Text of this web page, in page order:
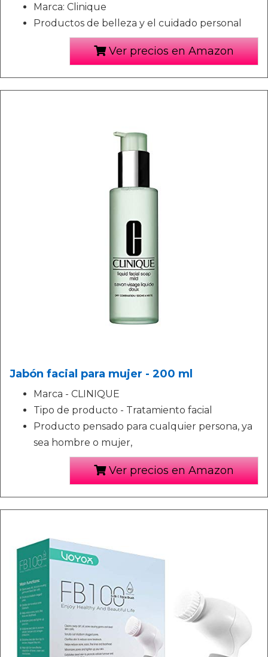
Marca: Clinique
Productos de belleza y el cuidado personal
Ver precios en Amazon
Jabón facial para mujer - 200 ml
Marca - CLINIQUE
Tipo de producto - Tratamiento facial
Producto pensado para cualquier persona, ya
sea hombre o mujer,
Ver precios en Amazon